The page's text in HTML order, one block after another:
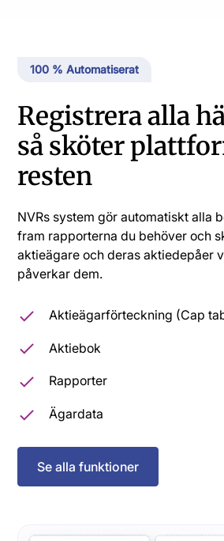
100 % Automatiserat
Registrera alla
så sköter
resten
NVRs system gör automatiskt alla
fram rapporterna du behöver och
aktieägare och deras aktiedepåer
påverkar dem.
Aktieägarförteckning (Cap
Aktiebok
Rapporter
Ägardata
Se alla funktioner